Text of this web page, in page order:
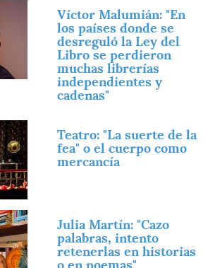
Víctor Malumián: "En
los países donde se
desreguló la Ley del
Libro se perdieron
muchas librerías
independientes y
cadenas"
Teatro: "La suerte de la
fea" o el cuerpo como
mercancía
Julia Martín: "Cazo
palabras, intento
retenerlas en historias
o en poemas"